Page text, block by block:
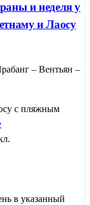
и неделя у
и Лаосу
– Вентьян –
с пляжным
в указанный